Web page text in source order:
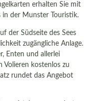
erhalten Sie mit
in der Munster Touristik.
der Südseite des Sees
zugängliche Anlage.
Enten und allerlei
Volieren kostenlos zu
rundet das Angebot